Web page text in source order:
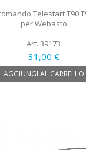
Telestart T90
per Webasto
Art. 39173
31,00 €
AGGIUNGI AL CARRELLO